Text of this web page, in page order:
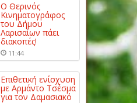
Ο Θερινός
Κινηματογράφος
του Δήμου
Λαρισαίων πάει
διακοπές!
11:44
Επιθετική ενίσχυση
με Αρμάντο Τσέσμα
για τον Δαμασιακό